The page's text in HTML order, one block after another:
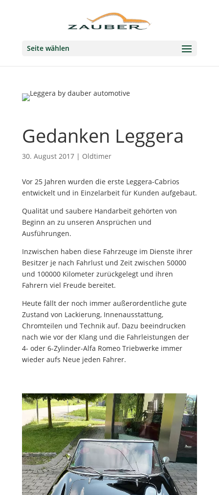
Seite wählen
Gedanken Leggera
30. August 2017| Oldtimer
Vor 25 Jahren wurden die erste Leggera-Cabrios
entwickelt und in Einzelarbeit für Kunden aufgebaut.
Qualität und saubere Handarbeit gehörten von
Beginn an zu unseren Ansprüchen und
Ausführungen.
Inzwischen haben diese Fahrzeuge im Dienste ihrer
Besitzer je nach Fahrlust und Zeit zwischen 50000
und 100000 Kilometer zurückgelegt und ihren
Fahrern viel Freude bereitet.
Heute fällt der noch immer außerordentliche gute
Zustand von Lackierung, Innenausstattung,
Chromteilen und Technik auf. Dazu beeindrucken
nach wie vor der Klang und die Fahrleistungen der
4- oder 6-Zylinder-Alfa Romeo Triebwerke immer
wieder aufs Neue jeden Fahrer.